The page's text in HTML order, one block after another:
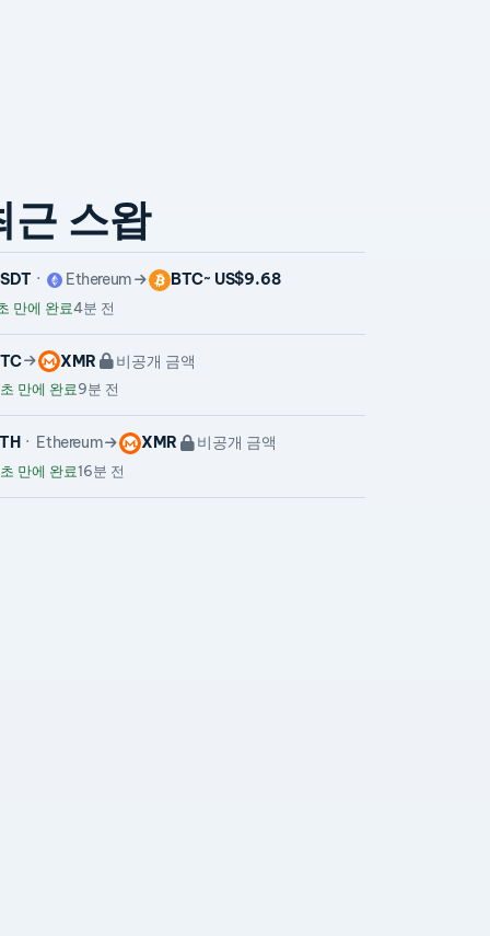
근 스왑
Ethereum BTC~ US$9.68
만에 완료4분 전
XMR 비공개 금액
만에 완료9분 전
Ethereum XMR 비공개 금액
만에 완료16분 전